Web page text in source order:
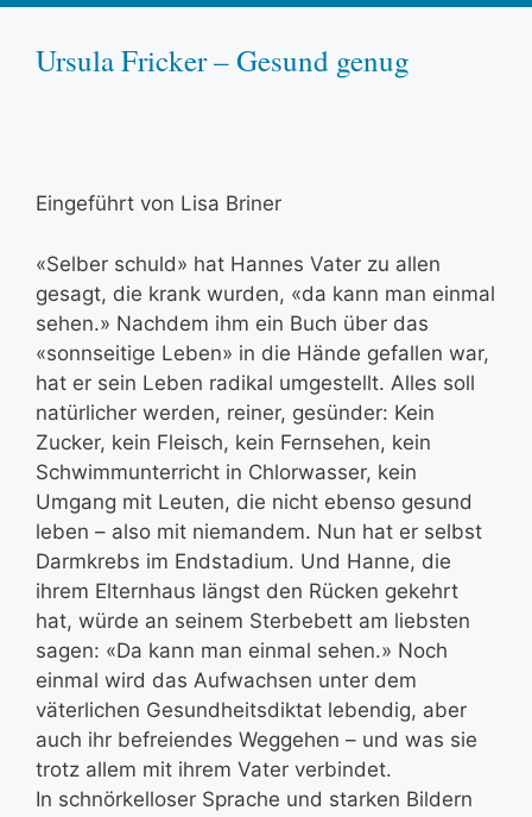
Ursula Fricker – Gesund genug
Eingeführt von Lisa Briner
«Selber schuld» hat Hannes Vater zu allen
gesagt, die krank wurden, «da kann man einmal
sehen.» Nachdem ihm ein Buch über das
«sonnseitige Leben» in die Hände gefallen war,
hat er sein Leben radikal umgestellt. Alles soll
natürlicher werden, reiner, gesünder: Kein
Zucker, kein Fleisch, kein Fernsehen, kein
Schwimmunterricht in Chlorwasser, kein
Umgang mit Leuten, die nicht ebenso gesund
leben – also mit niemandem. Nun hat er selbst
Darmkrebs im Endstadium. Und Hanne, die
ihrem Elternhaus längst den Rücken gekehrt
hat, würde an seinem Sterbebett am liebsten
sagen: «Da kann man einmal sehen.» Noch
einmal wird das Aufwachsen unter dem
väterlichen Gesundheitsdiktat lebendig, aber
auch ihr befreiendes Weggehen – und was sie
trotz allem mit ihrem Vater verbindet.
In schnörkelloser Sprache und starken Bildern